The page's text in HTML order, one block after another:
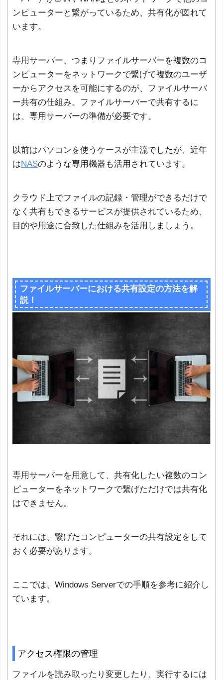
ンピューターと繋がっているため、共有化が図れて
います。
専用サーバー、つまりファイルサーバーを複数のコ
ンピューターをネットワークで繋げて複数のユーザ
ーからアクセスを可能にするのが、ファイルサーバ
ー共有の仕組み。ファイルサーバーで共有するに
は、専用サーバーの準備が必要です。
以前はパソコンを使うケースが主流でしたが、近年
はNASのような専用機器も活用されています。
クラウド上でファイルの記録・管理ができるだけで
なく共有もできるサービスが提供されているため、
目的や用途に合致した仕組みを活用しましょう。
ファイルサーバーにおける共有設定の方法を解
説！
専用サーバーを用意して、共有化したい複数のコン
ピューターをネットワークで繋げただけでは共有化
はできません。
それには、繋げたコンピューターの共有設定をして
おく必要があります。
ここでは、Windows Serverでの手順を参考に紹介し
ています。
アクセス権限の管理
ファイルを読み取ったり変更したり、実行するには